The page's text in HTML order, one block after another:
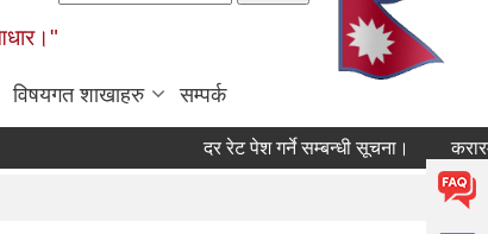
विषयगत शाखाहरु सम्पर्क
दर रेट पेश गर्ने सम्बन्धी सूचना। करारमा